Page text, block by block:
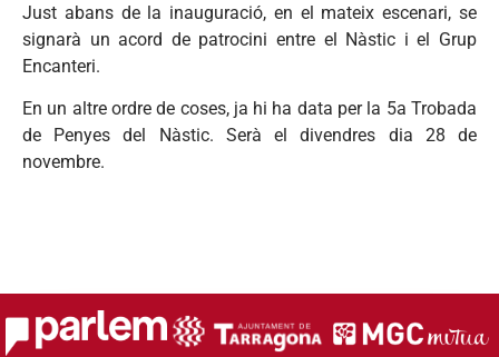
Just abans de la inauguració, en el mateix escenari, se
signarà un acord de patrocini entre el Nàstic i el Grup
Encanteri.
En un altre ordre de coses, ja hi ha data per la 5a Trobada
de Penyes del Nàstic. Serà el divendres dia 28 de
novembre.